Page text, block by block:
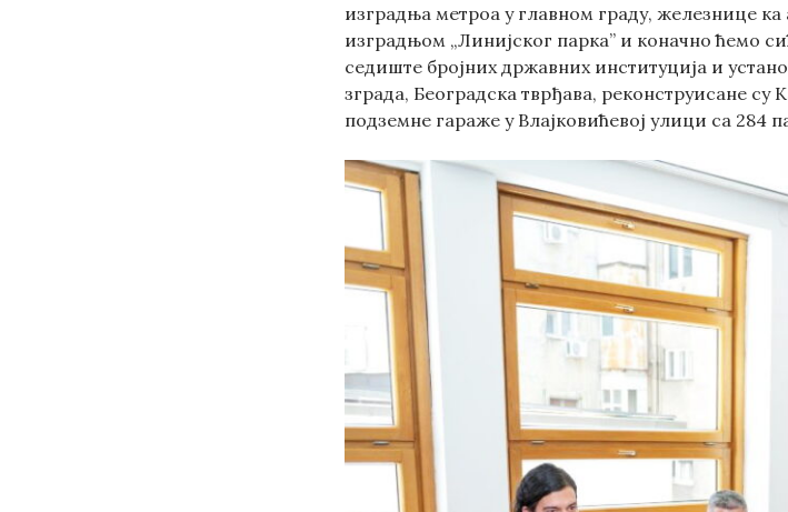
изградња метроа у главном граду, железнице
изградњом „Линијског парка” и коначно ћемо
седиште бројних државних институција и
зграда, Београдска тврђава, реконструисане
подземне гараже у Влајковићевој улици са 284